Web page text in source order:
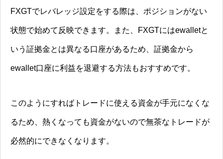
FXGTでレバレッジ設定をする際は、ポジションがない
状態で始めて反映できます。また、FXGTにはewalletと
いう証拠金とは異なる口座があるため、証拠金から
ewallet口座に利益を退避する方法もおすすめです。
このようにすればトレードに使える資金が手元になくな
るため、熱くなっても資金がないので無茶なトレードが
必然的にできなくなります。